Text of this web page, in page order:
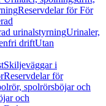
Reservdelar för För
urinalstyrningUrinaler,
driftUtan
Skiljeväggar i
Reservdelar för
spolrörsböjar och
och